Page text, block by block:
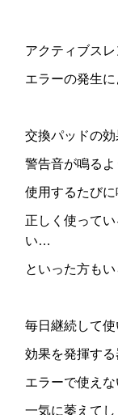
アクティブスレ
エラーの発生
交換パッドの効
警告音が鳴る
使用するたびに
正しく使って
い…
といった方もい
毎日継続して
効果を発揮する
エラーで使えな
一気に萎えて